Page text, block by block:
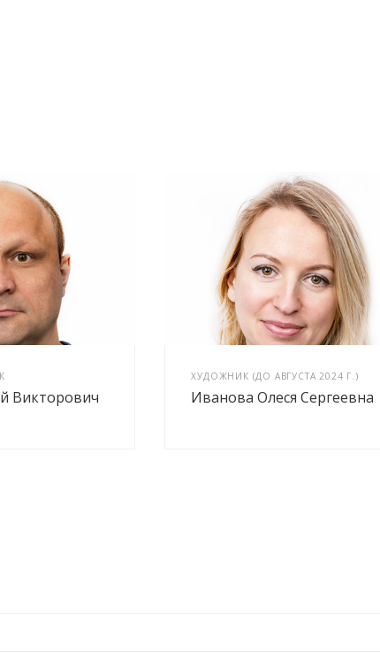
Викторович
ХУДОЖНИК (ДО АВГУСТА 2024 Г.)
Иванова Олеся Сергеевна